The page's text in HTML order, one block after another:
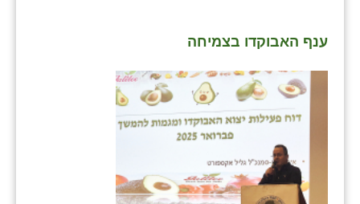
ענף האבוקדו בצמיחה